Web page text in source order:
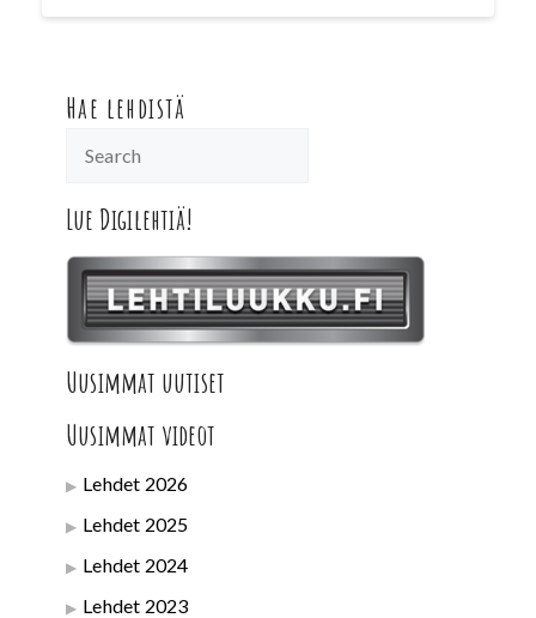
Hae lehdistä
Lue Digilehtiä!
Uusimmat uutiset
Uusimmat videot
Lehdet 2026
Lehdet 2025
Lehdet 2024
Lehdet 2023